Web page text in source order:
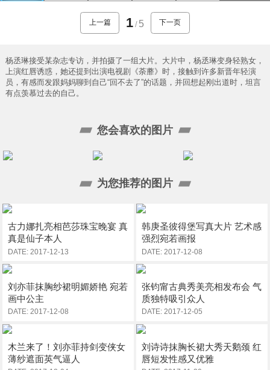
上一篇 1 / 5 下一页
杨丞琳接受某杂志专访，并拍摄了一组大片。大片中，杨丞琳变身轻熟女，
上演红唇诱惑，她还提到出演电视剧《荼蘼》时，接触到许多新晋年轻演
员，有感而发跟妈妈聊到自己“回不去了”的话题，并回想起刚出道时，坦言
有点羡慕过去的自己。
您会喜欢的图片
为您推荐的图片
古力娜扎亮相芭莎珠宝晚宴 真
真是仙子本人
DATE: 2017-12-13
韩庚圣彼得堡写真大片 艺术感
强烈宛若画报
DATE: 2017-12-08
刘亦菲抹胸纱裙明媚娇艳 宛若
画中公主
DATE: 2017-12-08
张钧甯古典秀美亮相发布会 气
质独特吸引众人
DATE: 2017-12-05
木兰来了！刘亦菲持剑变侠女
薄纱遮面英气逼人
刘诗诗抹胸长裙大秀天鹅颈 红
唇短发性感又优雅